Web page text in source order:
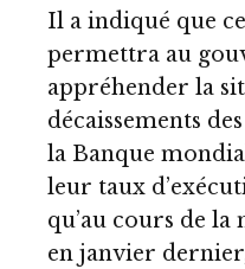
Il a indiqué que
permettra au
appréhender la
décaissements
la Banque
leur taux
qu’au cours de
en janvier